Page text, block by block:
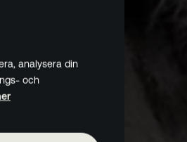
analysera din
och